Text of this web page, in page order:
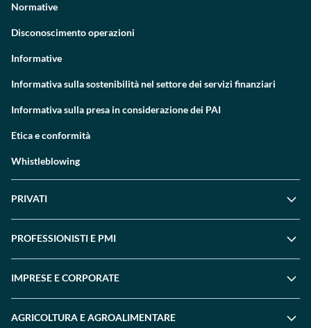
Normative
Disconoscimento operazioni
Informative
Informativa sulla sostenibilità nel settore dei servizi finanziari
Informativa sulla presa in considerazione dei PAI
Etica e conformità
Whistleblowing
PRIVATI
PROFESSIONISTI E PMI
IMPRESE E CORPORATE
AGRICOLTURA E AGROALIMENTARE